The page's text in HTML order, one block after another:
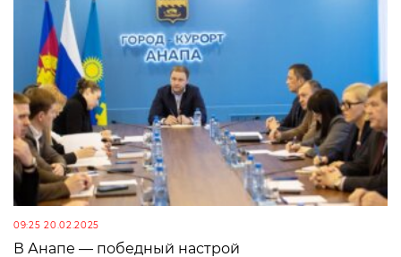
09:25 20.02.2025
В Анапе — победный настрой